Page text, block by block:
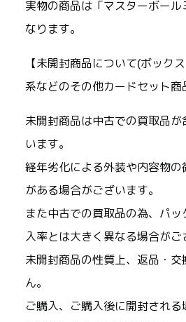
実物の商品は「マスターボール
なります。
【未開封商品について(ボック
系などのその他カードセット商
未開封商品は中古での買取品
います。
経年劣化による外装や内容物の
がある場合がございます。
また中古での買取品の為、パ
入率とは大きく異なる場合がご
未開封商品の性質上、返品・交
ん。
ご購入、ご購入後に開封され